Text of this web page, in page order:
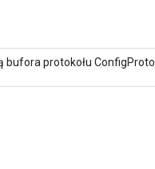
protokołu ConfigProto.